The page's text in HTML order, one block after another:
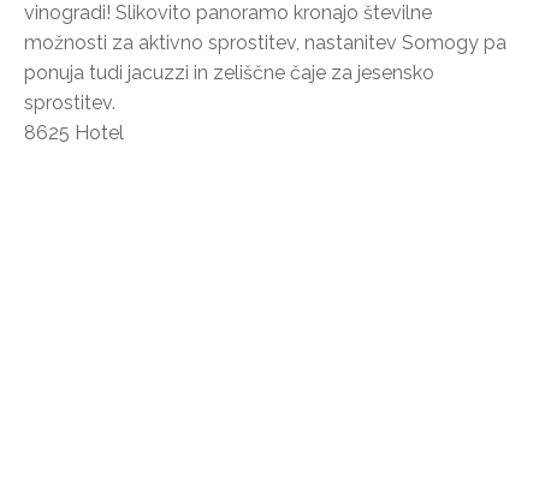
vinogradi! Slikovito panoramo kronajo številne
možnosti za aktivno sprostitev, nastanitev Somogy pa
ponuja tudi jacuzzi in zeliščne čaje za jesensko
sprostitev.
8625 Hotel